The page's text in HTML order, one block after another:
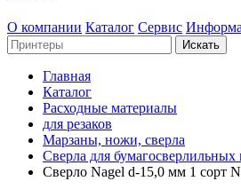
О компании Каталог Сервис
Искать
Главная
Каталог
Расходные материалы
для резаков
Марзаны, ножи, сверла
Сверла для
Сверло Nagel d-15,0 мм 1 сорт